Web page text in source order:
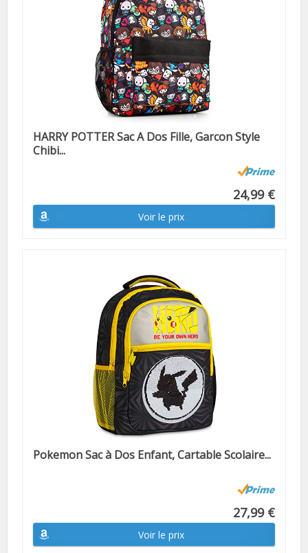
HARRY POTTER Sac A Dos Fille, Garcon Style
Chibi...
24,99 €
Voir le prix
Pokemon Sac à Dos Enfant, Cartable Scolaire...
27,99 €
Voir le prix